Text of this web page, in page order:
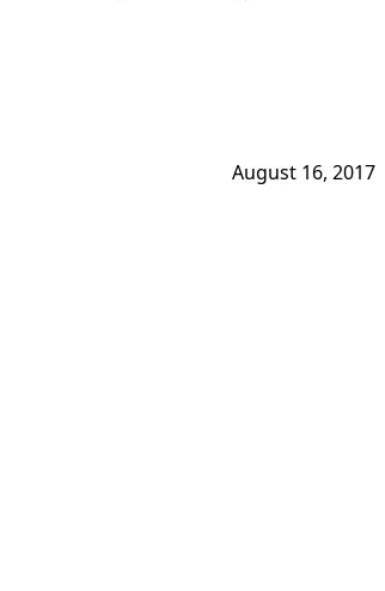
August 16, 2017